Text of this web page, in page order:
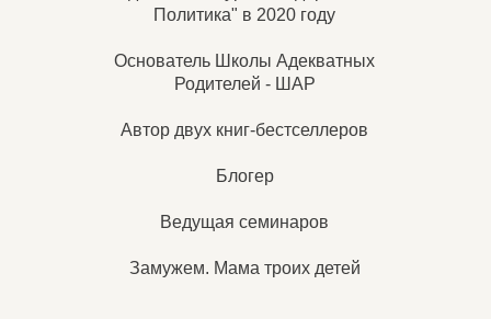
Политика" в 2020 году
Основатель Школы Адекватных
Родителей - ШАР
Автор двух книг-бестселлеров
Блогер
Ведущая семинаров
Замужем. Мама троих детей